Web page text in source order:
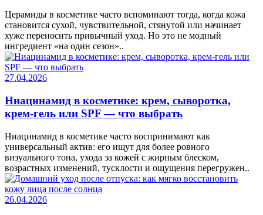
Церамиды в косметике часто вспоминают тогда, когда кожа
становится сухой, чувствительной, стянутой или начинает
хуже переносить привычный уход. Но это не модный
ингредиент «на один сезон»..
27.04.2026
Ниацинамид в косметике: крем, сыворотка,
крем-гель или SPF — что выбрать
Ниацинамид в косметике часто воспринимают как
универсальный актив: его ищут для более ровного
визуального тона, ухода за кожей с жирным блеском,
возрастных изменений, тусклости и ощущения перегружен..
26.04.2026